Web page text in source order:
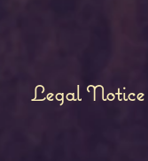
Legal Notice